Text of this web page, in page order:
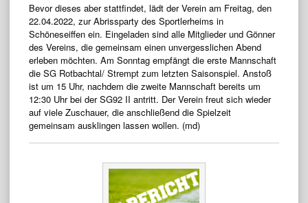
Bevor dieses aber stattfindet, lädt der Verein am Freitag, den
22.04.2022, zur Abrissparty des Sportlerheims in
Schöneseiffen ein. Eingeladen sind alle Mitglieder und Gönner
des Vereins, die gemeinsam einen unvergesslichen Abend
erleben möchten. Am Sonntag empfängt die erste Mannschaft
die SG Rotbachtal/ Strempt zum letzten Saisonspiel. Anstoß
ist um 15 Uhr, nachdem die zweite Mannschaft bereits um
12:30 Uhr bei der SG92 II antritt. Der Verein freut sich wieder
auf viele Zuschauer, die anschließend die Spielzeit
gemeinsam ausklingen lassen wollen. (md)